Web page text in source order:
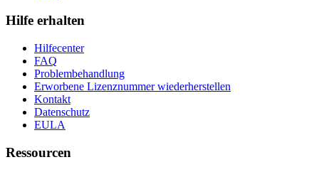
Hilfe erhalten
Hilfecenter
FAQ
Problembehandlung
Erworbene Lizenznummer wiederherstellen
Kontakt
Datenschutz
EULA
Ressourcen